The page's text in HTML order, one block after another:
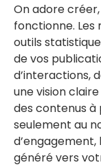
On adore
fonctionne. Les
outils
de vos
d’interactions,
une vision
des contenus à
seulement au
généré vers